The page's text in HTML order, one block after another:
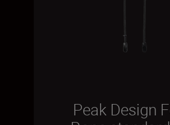
Peak Design